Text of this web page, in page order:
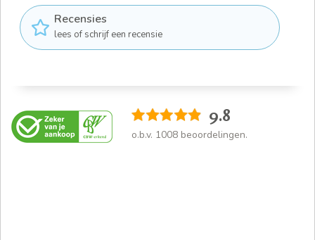
Recensies
lees of schrijf een recensie
9.8
o.b.v. 1008 beoordelingen.